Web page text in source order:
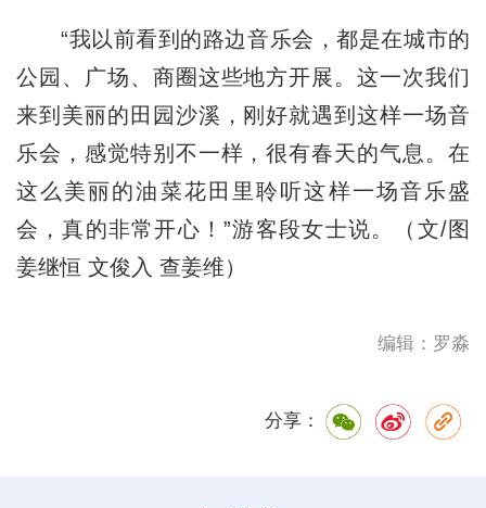
“我以前看到的路边音乐会，都是在城市的
公园、广场、商圈这些地方开展。这一次我们
来到美丽的田园沙溪，刚好就遇到这样一场音
乐会，感觉特别不一样，很有春天的气息。在
这么美丽的油菜花田里聆听这样一场音乐盛
会，真的非常开心！”游客段女士说。（文/图
姜继恒 文俊入 查姜维）
编辑：罗淼
分享：